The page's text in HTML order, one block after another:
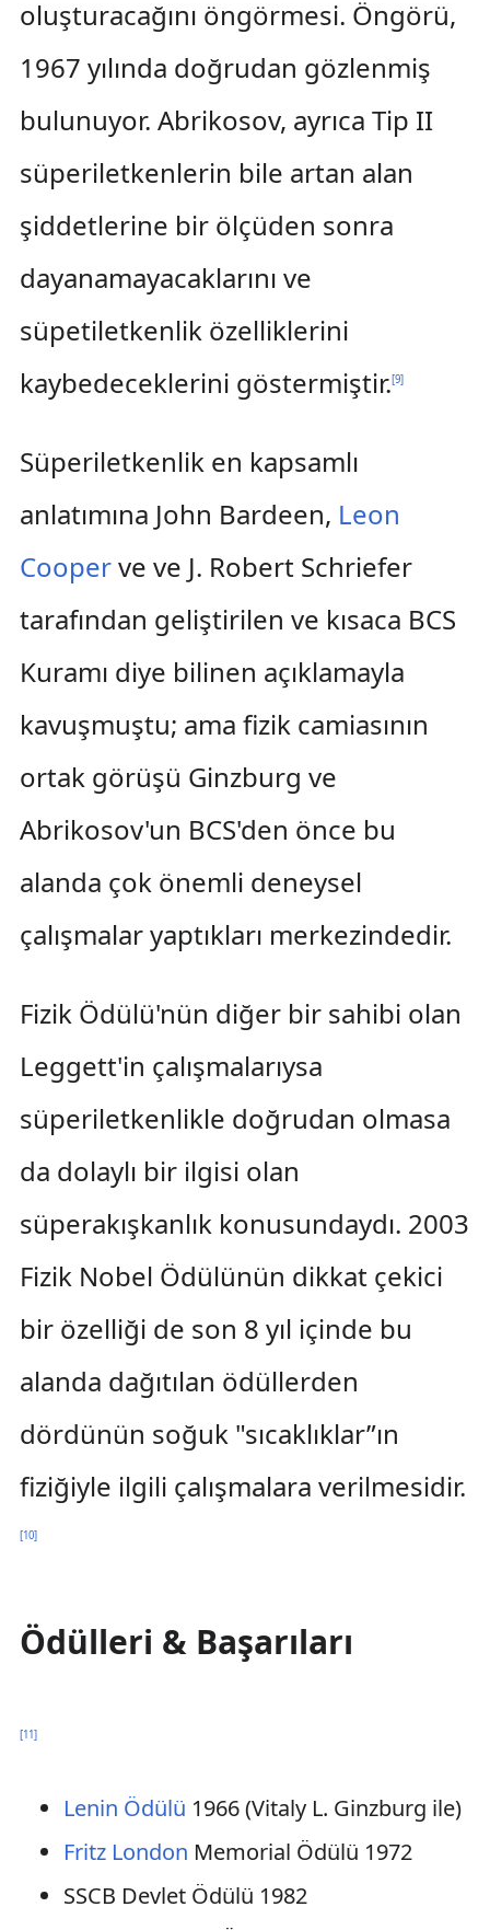
oluşturacağını öngörmesi. Öngörü,
1967 yılında doğrudan gözlenmiş
bulunuyor. Abrikosov, ayrıca Tip II
süperiletkenlerin bile artan alan
şiddetlerine bir ölçüden sonra
dayanamayacaklarını ve
süpetiletkenlik özelliklerini
kaybedeceklerini göstermiştir.[9]
Süperiletkenlik en kapsamlı
anlatımına John Bardeen, Leon
Cooperve ve J. Robert Schriefer
tarafından geliştirilen ve kısaca BCS
Kuramı diye bilinen açıklamayla
kavuşmuştu; ama fizik camiasının
ortak görüşü Ginzburg ve
Abrikosov'un BCS'den önce bu
alanda çok önemli deneysel
çalışmalar yaptıkları merkezindedir.
Fizik Ödülü'nün diğer bir sahibi olan
Leggett'in çalışmalarıysa
süperiletkenlikle doğrudan olmasa
da dolaylı bir ilgisi olan
süperakışkanlık konusundaydı. 2003
Fizik Nobel Ödülünün dikkat çekici
bir özelliği de son 8 yıl içinde bu
alanda dağıtılan ödüllerden
dördünün soğuk "sıcaklıklar”ın
fiziğiyle ilgili çalışmalara verilmesidir.
[10]
Ödülleri & Başarıları
[11]
Lenin Ödülü 1966 (Vitaly L. Ginzburg ile)
Fritz London Memorial Ödülü 1972
SSCB Devlet Ödülü 1982